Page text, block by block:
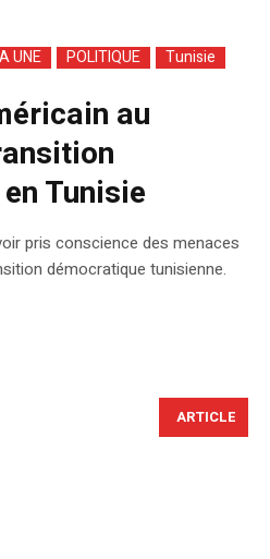
UNE POLITIQUE Tunisie
au
Tunisie
pris conscience des menaces
démocratique tunisienne.
ARTICLE